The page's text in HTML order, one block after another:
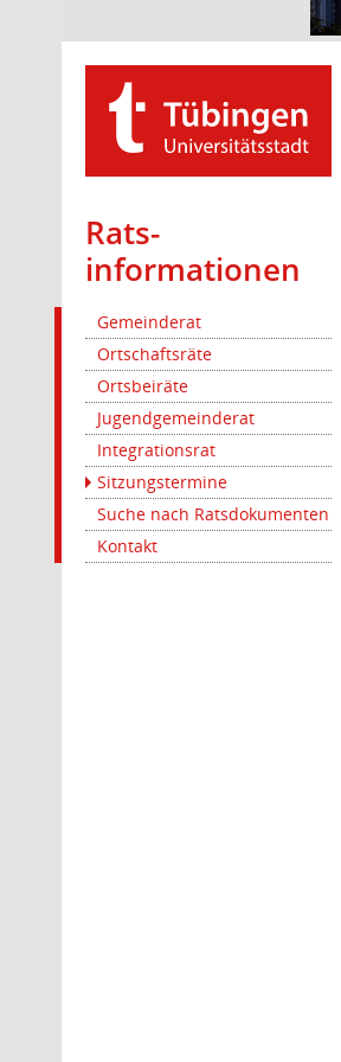
Rats­
informationen
Gemeinderat
Ortschaftsräte
Ortsbeiräte
Jugendgemeinderat
Integrationsrat
Sitzungstermine
Suche nach Ratsdokumenten
Kontakt